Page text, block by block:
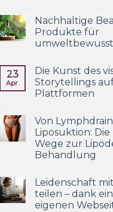
Nachhaltige
Produkte für
23
Apr.
Die Kunst des
Storytellings
Plattformen
Von
Liposuktion:
Wege zur
Behandlung
Leidenschaft
teilen – dank
eigenen